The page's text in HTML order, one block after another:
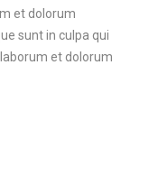
et dolorum
sunt in culpa qui
et dolorum